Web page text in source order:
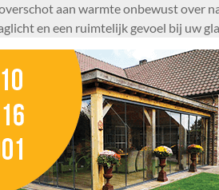
aan warmte onbewust over
en een ruimtelijk gevoel bij uw